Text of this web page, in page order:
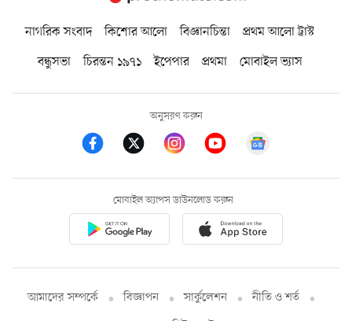
নাগরিক সংবাদ কিশোর আলো বিজ্ঞানচিন্তা
প্রথম আলো ট্রাস্ট
বন্ধুসভা
চিরন্তন ১৯৭১ ইপেপার প্রথমা মোবাইল ভ্যাস
অনুসরণ করুন
মোবাইল অ্যাপস ডাউনলোড করুন
আমাদের সম্পর্কে বিজ্ঞাপন সার্কুলেশন
নীতি ও শর্ত